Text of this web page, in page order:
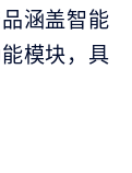
涵盖智能
模块，具